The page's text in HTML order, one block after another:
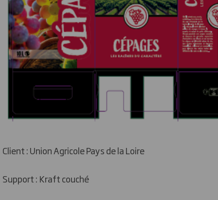
Client : Union Agricole Pays de la Loire
Support : Kraft couché